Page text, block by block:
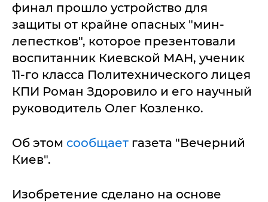
финал прошло устройство для
защиты от крайне опасных "мин-
лепестков", которое презентовали
воспитанник Киевской МАН, ученик
11-го класса Политехнического лицея
КПИ Роман Здоровило и его научный
руководитель Олег Козленко.
Об этом сообщает газета "Вечерний
Киев".
Изобретение сделано на основе